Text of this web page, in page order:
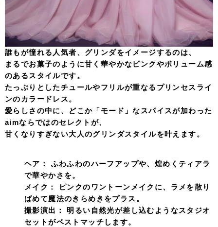
誰もが憧れる人気者、グリンダをイメージするのは、
まるでお菓子のように甘く華やかなピンクやボリューム感
のあるスタイルです。
たっぷりとしたチュールやフリルが重なるプリンセスライ
ンのカラードレス。
愛らしさの中に、どこか「モード」なスパイスが加わった
aimならではのセレクトが、
甘くなりすぎない大人のグリンダスタイルを叶えます。
ヘア：
ふわふわのハーフアップや、煌めくティアラ
で華やかさを。
メイク：
ピンクのワントーンメイクに、ラメを散り
ばめて魔法のきらめきをプラス。
撮影演出：
明るい自然光が差し込むようなスタジオ
セットがベストマッチします。